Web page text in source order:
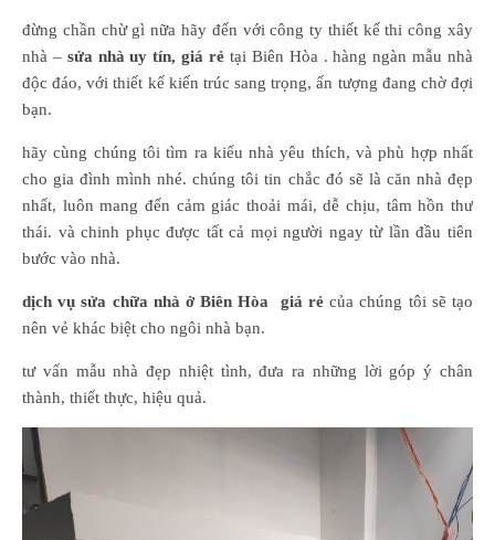
đừng chần chừ gì nữa hãy đến với công ty thiết kế thi công xây
nhà – sửa nhà uy tín, giá rẻ tại Biên Hòa . hàng ngàn mẫu nhà
độc đáo, với thiết kế kiến trúc sang trọng, ấn tượng đang chờ đợi
bạn.
hãy cùng chúng tôi tìm ra kiểu nhà yêu thích, và phù hợp nhất
cho gia đình mình nhé. chúng tôi tin chắc đó sẽ là căn nhà đẹp
nhất, luôn mang đến cảm giác thoải mái, dễ chịu, tâm hồn thư
thái. và chinh phục được tất cả mọi người ngay từ lần đầu tiên
bước vào nhà.
dịch vụ sửa chữa nhà ở Biên Hòa giá rẻ của chúng tôi sẽ tạo
nên vẻ khác biệt cho ngôi nhà bạn.
tư vấn mẫu nhà đẹp nhiệt tình, đưa ra những lời góp ý chân
thành, thiết thực, hiệu quả.